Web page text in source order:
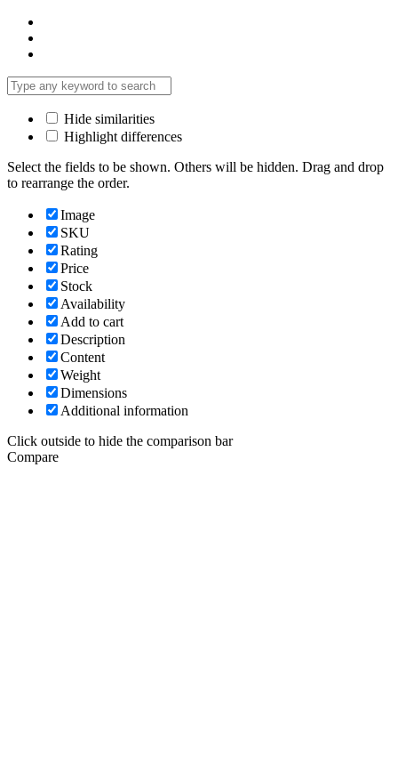
Hide similarities
Highlight differences
Select the fields to be shown. Others will be hidden. Drag and drop
to rearrange the order.
Image
SKU
Rating
Price
Stock
Availability
Add to cart
Description
Content
Weight
Dimensions
Additional information
Click outside to hide the comparison bar
Compare